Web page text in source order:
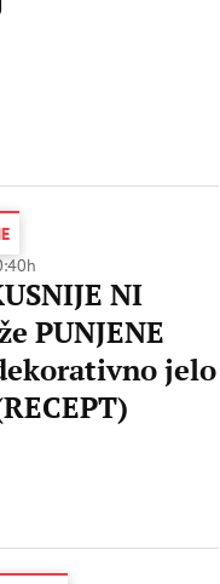
NI
PUNJENE
jelo